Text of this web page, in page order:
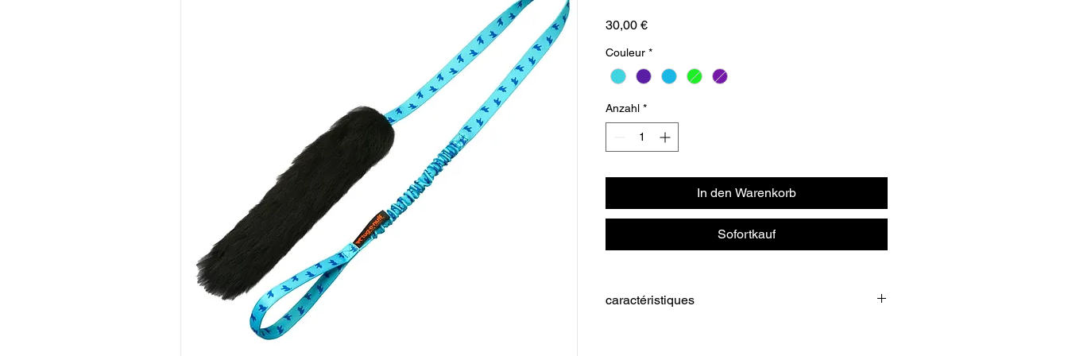
30,00 €Preis
Couleur *
Anzahl *
In den Warenkorb
Sofortkauf
caractéristiques